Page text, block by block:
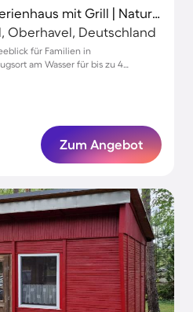
Kinderfreundliches Ferienhaus mit Grill | Naturblick
Oberhavel, Deutschland
für Familien in
am Wasser für bis zu 4
Zum Angebot